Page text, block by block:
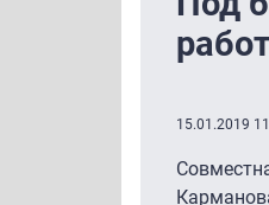
15.01.2019